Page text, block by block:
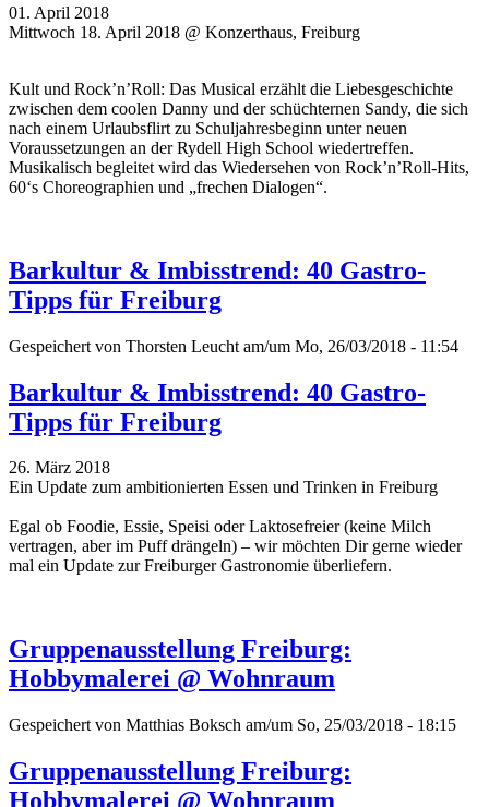
01. April 2018
Mittwoch 18. April 2018 @ Konzerthaus, Freiburg
Kult und Rock’n’Roll: Das Musical erzählt die Liebesgeschichte
zwischen dem coolen Danny und der schüchternen Sandy, die sich
nach einem Urlaubsflirt zu Schuljahresbeginn unter neuen
Voraussetzungen an der Rydell High School wiedertreffen.
Musikalisch begleitet wird das Wiedersehen von Rock’n’Roll-Hits,
60‘s Choreographien und „frechen Dialogen“.
Barkultur & Imbisstrend: 40 Gastro-
Tipps für Freiburg
Gespeichert von Thorsten Leucht am/um Mo, 26/03/2018 - 11:54
Barkultur & Imbisstrend: 40 Gastro-
Tipps für Freiburg
26. März 2018
Ein Update zum ambitionierten Essen und Trinken in Freiburg
Egal ob Foodie, Essie, Speisi oder Laktosefreier (keine Milch
vertragen, aber im Puff drängeln) – wir möchten Dir gerne wieder
mal ein Update zur Freiburger Gastronomie überliefern.
Gruppenausstellung Freiburg:
Hobbymalerei @ Wohnraum
Gespeichert von Matthias Boksch am/um So, 25/03/2018 - 18:15
Gruppenausstellung Freiburg:
Hobbymalerei @ Wohnraum